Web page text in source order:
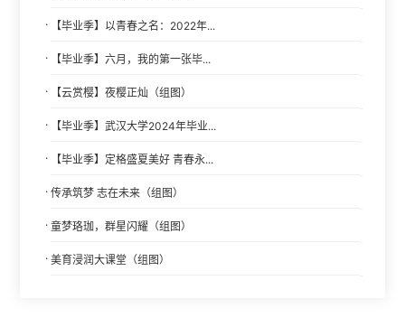
· 【毕业季】以青春之名：2022年...
· 【毕业季】六月，我的第一张毕...
· 【云赏樱】夜樱正灿（组图）
· 【毕业季】武汉大学2024年毕业...
· 【毕业季】定格盛夏美好 青春永...
· 传承筑梦 志在未来（组图）
· 童梦珞珈，群星闪耀（组图）
· 美育浸润大课堂（组图）